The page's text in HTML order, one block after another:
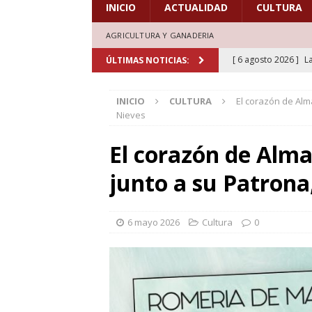
INICIO ACTUALIDAD CULTURA
AGRICULTURA Y GANADERIA
ÚLTIMAS NOTICIAS: [ 6 agosto 2026 ]
[ 6 agosto 2026 ]
[ 5 agosto 2026 ]
aficionados al
[ 5 agosto 2026 ]
deporte el verano
[ 7 agosto 2026 ]
doblones y
INICIO CULTURA
El corazón de
Nieves
El corazón de
junto a su
6 mayo 2026 Cultura 0